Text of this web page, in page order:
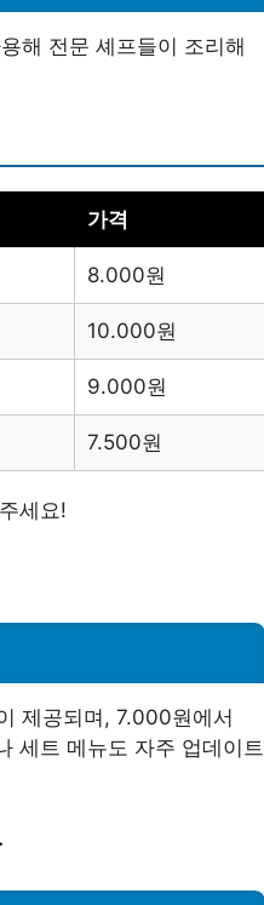
해 전문 셰프들이 조리해
가격
8.000원
10.000원
9.000원
7.500원
세요!
제공되며, 7.000원에서
세트 메뉴도 자주 업데이트